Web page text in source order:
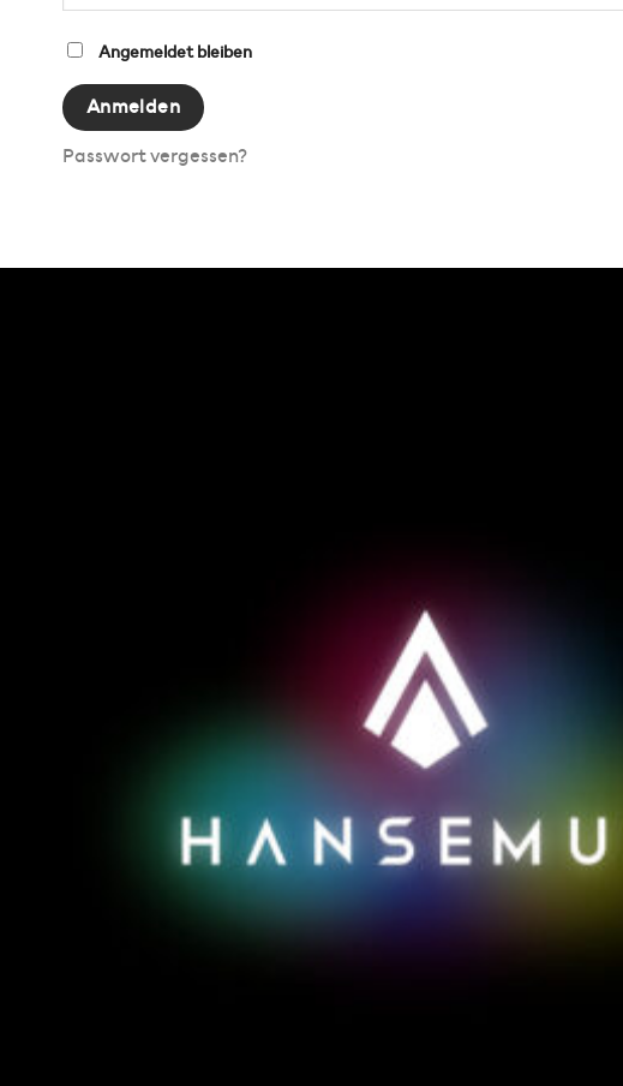
Angemeldet bleiben
Anmelden
Passwort vergessen?